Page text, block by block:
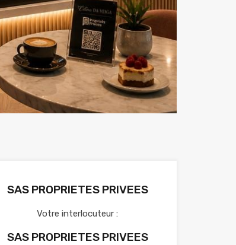
SAS PROPRIETES PRIVEES
Votre interlocuteur :
SAS PROPRIETES PRIVEES